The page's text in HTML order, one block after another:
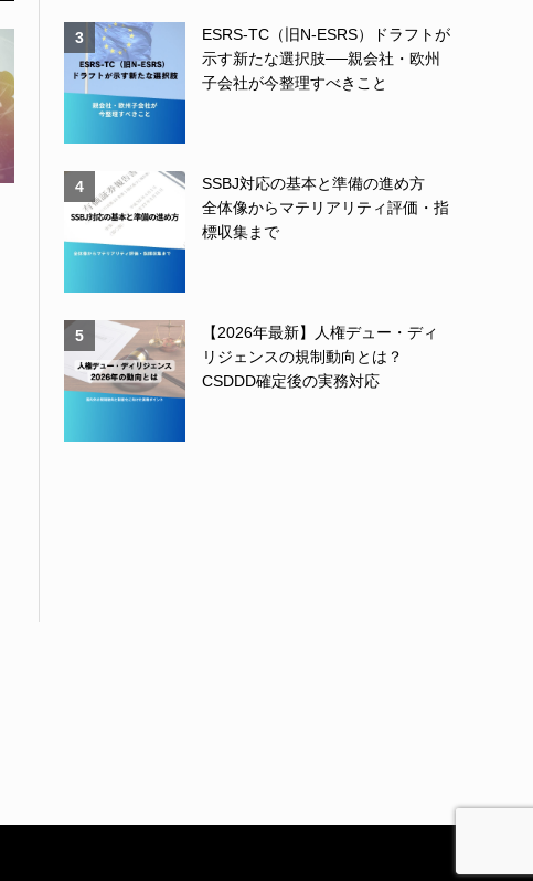
3
ESRS-TC（旧N-ESRS）ドラフトが
示す新たな選択肢──親会社・欧州
子会社が今整理すべきこと
4
SSBJ対応の基本と準備の進め方
全体像からマテリアリティ評価・指
標収集まで
5
【2026年最新】人権デュー・ディ
リジェンスの規制動向とは？
CSDDD確定後の実務対応